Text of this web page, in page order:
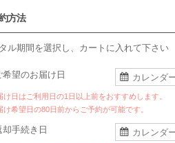
方法
ル期間を選択し、カートに入れて下さい
希望のお届け日
日はご利用日の1日以上前をおすすめします。
希望日の80日前からご予約が可能です。
却手続き日